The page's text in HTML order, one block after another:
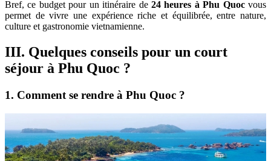
Bref, ce budget pour un itinéraire de24 heures à Phu Quocvous
permet de vivre une expérience riche et équilibrée, entre nature,
culture et gastronomie vietnamienne.
III. Quelques conseils pour un court
séjour à Phu Quoc ?
1. Comment se rendre à Phu Quoc ?